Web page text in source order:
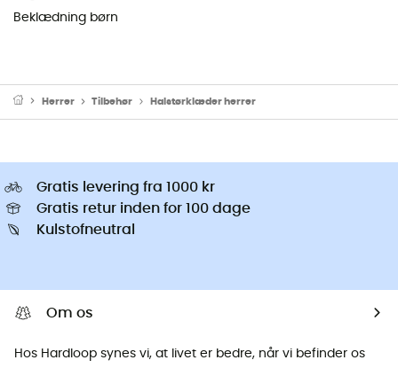
Beklædning børn
Herrer Tilbehør Halstørklæder herrer
Gratis levering fra 1000 kr
Gratis retur inden for 100 dage
Kulstofneutral
Om os
Hos Hardloop synes vi, at livet er bedre, når vi befinder os